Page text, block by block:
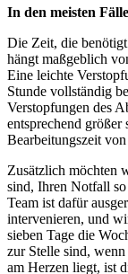
In den meisten
Die Zeit, die
hängt maßgeblich
Eine leichte
Stunde vollständig
Verstopfungen des
entsprechend
Bearbeitungszeit
Zusätzlich möchten
sind, Ihren Notfall
Team ist dafür
intervenieren, und
sieben Tage die
zur Stelle sind,
am Herzen liegt, ist